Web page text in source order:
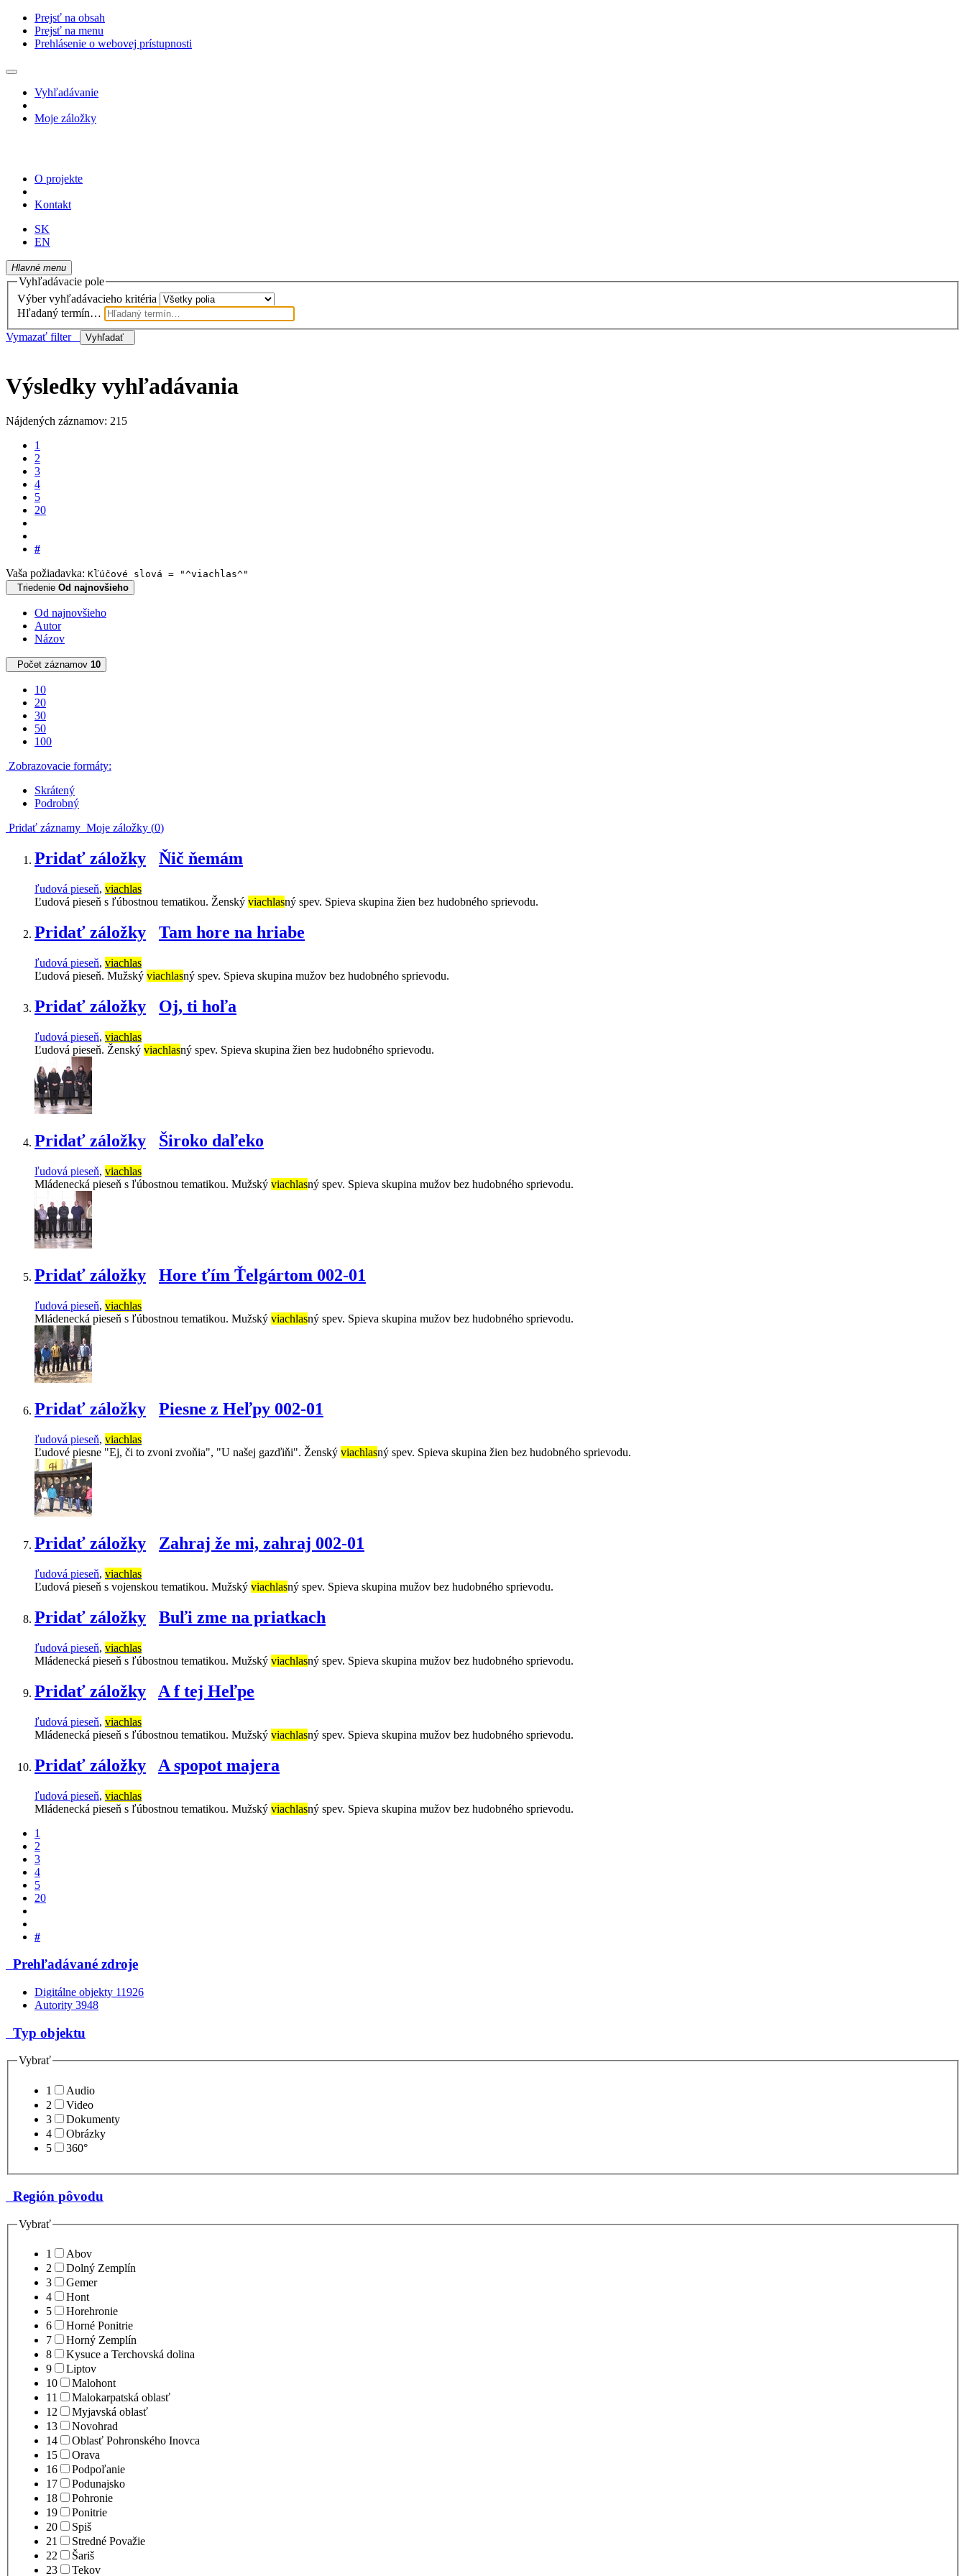
Prejsť na obsah
Prejsť na menu
Prehlásenie o webovej prístupnosti
Vyhľadávanie
Moje záložky
O projekte
Kontakt
SK
EN
Hlavné menu
Vyhľadávacie pole
Výber vyhľadávacieho kritéria
Hľadaný termín…
Vymazať filter
Vyhľadať
Výsledky vyhľadávania
Nájdených záznamov: 215
1
2
3
4
5
20
#
Vaša požiadavka: Kľúčové slová = "^viachlas^"
Triedenie Od najnovšieho
Od najnovšieho
Autor
Názov
Počet záznamov 10
10
20
30
50
100
Zobrazovacie formáty:
Skrátený
Podrobný
Pridať záznamy Moje záložky (0)
Pridať záložky Ňič ňemám
ľudová pieseň, viachlas
Ľudová pieseň s ľúbostnou tematikou. Ženský viachlasný spev. Spieva skupina žien bez hudobného sprievodu.
Pridať záložky Tam hore na hriabe
ľudová pieseň, viachlas
Ľudová pieseň. Mužský viachlasný spev. Spieva skupina mužov bez hudobného sprievodu.
Pridať záložky Oj, ti hoľa
ľudová pieseň, viachlas
Ľudová pieseň. Ženský viachlasný spev. Spieva skupina žien bez hudobného sprievodu.
Pridať záložky Široko daľeko
ľudová pieseň, viachlas
Mládenecká pieseň s ľúbostnou tematikou. Mužský viachlasný spev. Spieva skupina mužov bez hudobného sprievodu.
Pridať záložky Hore ťím Ťelgártom 002-01
ľudová pieseň, viachlas
Mládenecká pieseň s ľúbostnou tematikou. Mužský viachlasný spev. Spieva skupina mužov bez hudobného sprievodu.
Pridať záložky Piesne z Heľpy 002-01
ľudová pieseň, viachlas
Ľudové piesne "Ej, či to zvoni zvoňia", "U našej gazďiňi". Ženský viachlasný spev. Spieva skupina žien bez hudobného sprievodu.
Pridať záložky Zahraj že mi, zahraj 002-01
ľudová pieseň, viachlas
Ľudová pieseň s vojenskou tematikou. Mužský viachlasný spev. Spieva skupina mužov bez hudobného sprievodu.
Pridať záložky Buľi zme na priatkach
ľudová pieseň, viachlas
Mládenecká pieseň s ľúbostnou tematikou. Mužský viachlasný spev. Spieva skupina mužov bez hudobného sprievodu.
Pridať záložky A f tej Heľpe
ľudová pieseň, viachlas
Mládenecká pieseň s ľúbostnou tematikou. Mužský viachlasný spev. Spieva skupina mužov bez hudobného sprievodu.
Pridať záložky A spopot majera
ľudová pieseň, viachlas
Mládenecká pieseň s ľúbostnou tematikou. Mužský viachlasný spev. Spieva skupina mužov bez hudobného sprievodu.
1
2
3
4
5
20
#
Prehľadávané zdroje
Digitálne objekty 11926
Autority 3948
Typ objektu
Vybrať
1
Audio
2
Video
3
Dokumenty
4
Obrázky
5
360°
Región pôvodu
Vybrať
1
Abov
2
Dolný Zemplín
3
Gemer
4
Hont
5
Horehronie
6
Horné Ponitrie
7
Horný Zemplín
8
Kysuce a Terchovská dolina
9
Liptov
10
Malohont
11
Malokarpatská oblasť
12
Myjavská oblasť
13
Novohrad
14
Oblasť Pohronského Inovca
15
Orava
16
Podpoľanie
17
Podunajsko
18
Pohronie
19
Ponitrie
20
Spiš
21
Stredné Považie
22
Šariš
23
Tekov